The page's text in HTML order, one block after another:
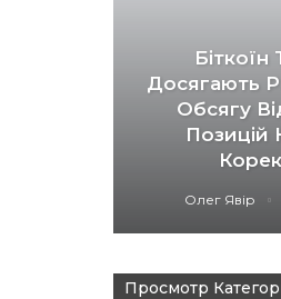
Біткоїн
Досягають
Обсягу
Позицій
Олег Явір
Просмотр